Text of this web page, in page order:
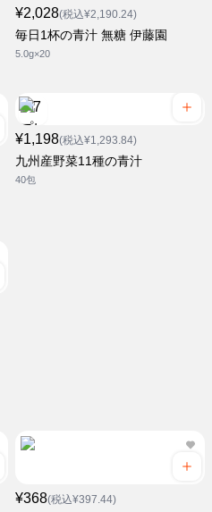
¥2,028(税込¥2,190.24)
毎日1杯の青汁 無糖 伊藤園
5.0g×20
¥1,198(税込¥1,293.84)
九州産野菜11種の青汁
40包
¥368(税込¥397.44)